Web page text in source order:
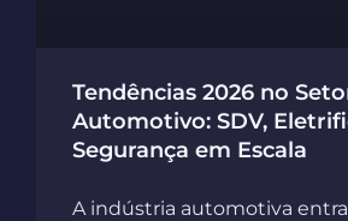
Tendências 2026 no
Automotivo: SDV,
Segurança em Escala
A indústria automotiva